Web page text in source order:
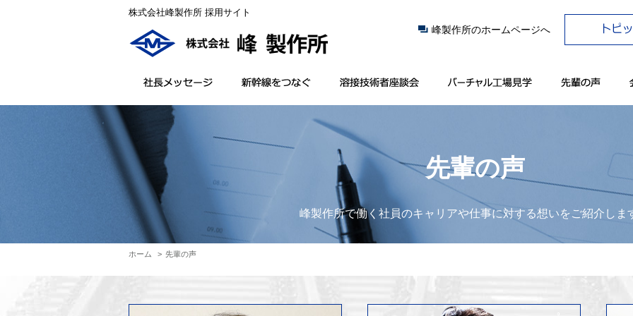
株式会社峰製作所 採用サイト
峰製作所のホームページへ
先輩の声
峰製作所で働く社員のキャリアや仕事に対する想いをご紹介しま
ホーム 先輩の声